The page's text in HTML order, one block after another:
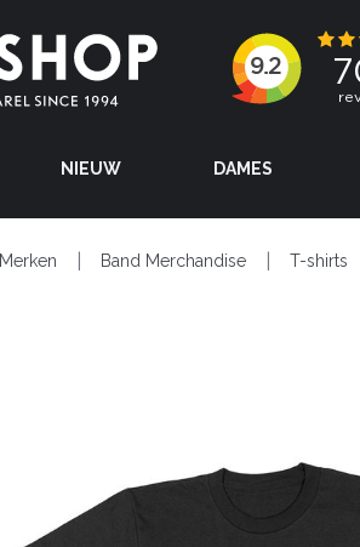
NIEUW DAMES
Merken Band Merchandise T-shirts